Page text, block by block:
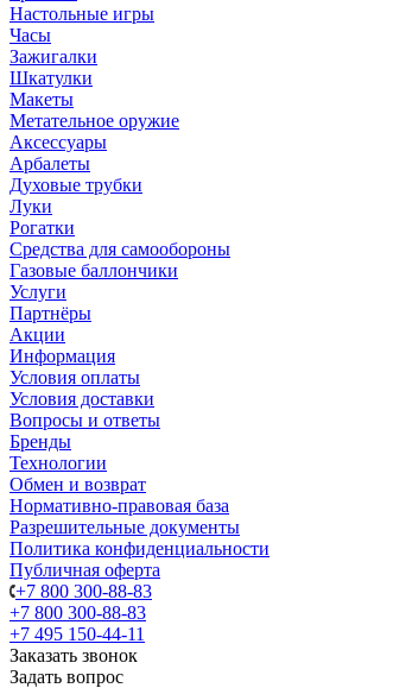
Настольные игры
Часы
Зажигалки
Шкатулки
Макеты
Метательное оружие
Аксессуары
Арбалеты
Духовые трубки
Луки
Рогатки
Средства для самообороны
Газовые баллончики
Услуги
Партнёры
Акции
Информация
Условия оплаты
Условия доставки
Вопросы и ответы
Бренды
Технологии
Обмен и возврат
Нормативно-правовая база
Разрешительные документы
Политика конфиденциальности
Публичная оферта
+7 800 300-88-83
+7 800 300-88-83
+7 495 150-44-11
Заказать звонок
Задать вопрос